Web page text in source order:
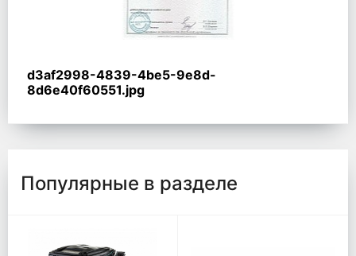
d3af2998-4839-4be5-9e8d-
8d6e40f60551.jpg
Популярные в разделе